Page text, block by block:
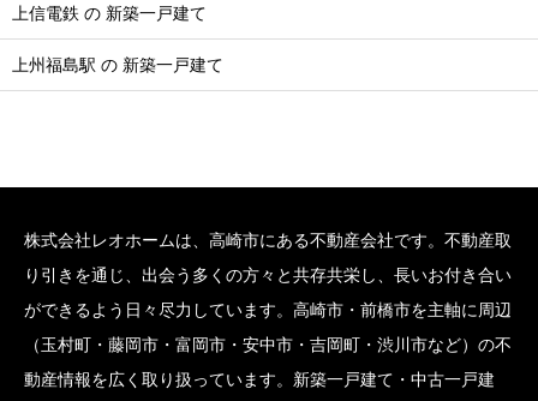
上信電鉄 の 新築一戸建て
上州福島駅 の 新築一戸建て
株式会社レオホームは、高崎市にある不動産会社です。不動産取
り引きを通じ、出会う多くの方々と共存共栄し、長いお付き合い
ができるよう日々尽力しています。高崎市・前橋市を主軸に周辺
（玉村町・藤岡市・富岡市・安中市・吉岡町・渋川市など）の不
動産情報を広く取り扱っています。新築一戸建て・中古一戸建